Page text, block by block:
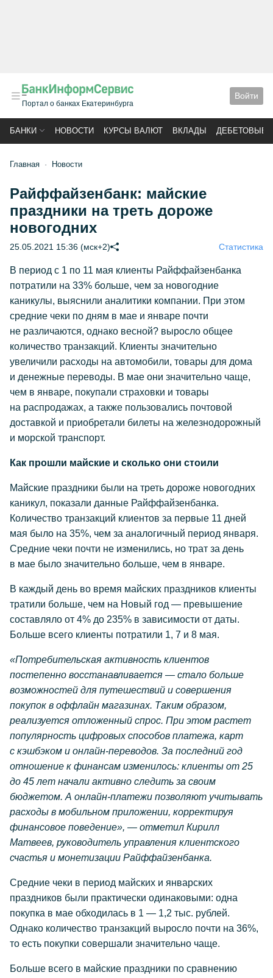
Портал о банках Екатеринбурга
Войти
БАНКИ НОВОСТИ КУРСЫ ВАЛЮТ ВКЛАДЫ ДЕБЕТОВЫЕ
Главная Новости
Райффайзенбанк: майские
праздники на треть дороже
новогодних
25.05.2021 15:36 (мск+2) Статистика
В период с 1 по 11 мая клиенты Райффайзенбанка
потратили на 33% больше, чем за новогодние
каникулы, выяснили аналитики компании. При этом
средние чеки по дням в мае и январе почти
не различаются, однако весной? выросло общее
количество транзакций. Клиенты значительно
увеличили расходы на автомобили, товары для дома
и денежные переводы. В мае они значительно чаще,
чем в январе, покупали страховки и товары
на распродажах, а также пользовались почтовой
доставкой и приобретали билеты на железнодорожный
и морской транспорт.
Как прошли майские и сколько они стоили
Майские праздники были на треть дороже новогодних
каникул, показали данные Райффайзенбанка.
Количество транзакций клиентов за первые 11 дней
мая было на 35%, чем за аналогичный период января.
Средние чеки почти не изменились, но трат за день
в мае было значительно больше, чем в январе.
В каждый день во время майских праздников клиенты
тратили больше, чем на Новый год — превышение
составляло от 4% до 235% в зависимости от даты.
Больше всего клиенты потратили 1, 7 и 8 мая.
«Потребительская активность клиентов
постепенно восстанавливается — стало больше
возможностей для путешествий и совершения
покупок в оффлайн магазинах. Таким образом,
реализуется отложенный спрос. При этом растет
популярность цифровых способов платежа, карт
с кэшбэком и онлайн-переводов. За последний год
отношение к финансам изменилось: клиенты от 25
до 45 лет начали активно следить за своим
бюджетом. А онлайн-платежи позволяют учитывать
расходы в мобильном приложении, корректируя
финансовое поведение», — отметил Кирилл
Матвеев, руководитель управления клиентского
счастья и монетизации Райффайзенбанка.
Средние чеки в период майских и январских
праздников были практически одинаковыми: одна
покупка в мае обходилась в 1 — 1,2 тыс. рублей.
Однако количество транзакций выросло почти на 36%,
то есть покупки совершали значительно чаще.
Больше всего в майские праздники по сравнению